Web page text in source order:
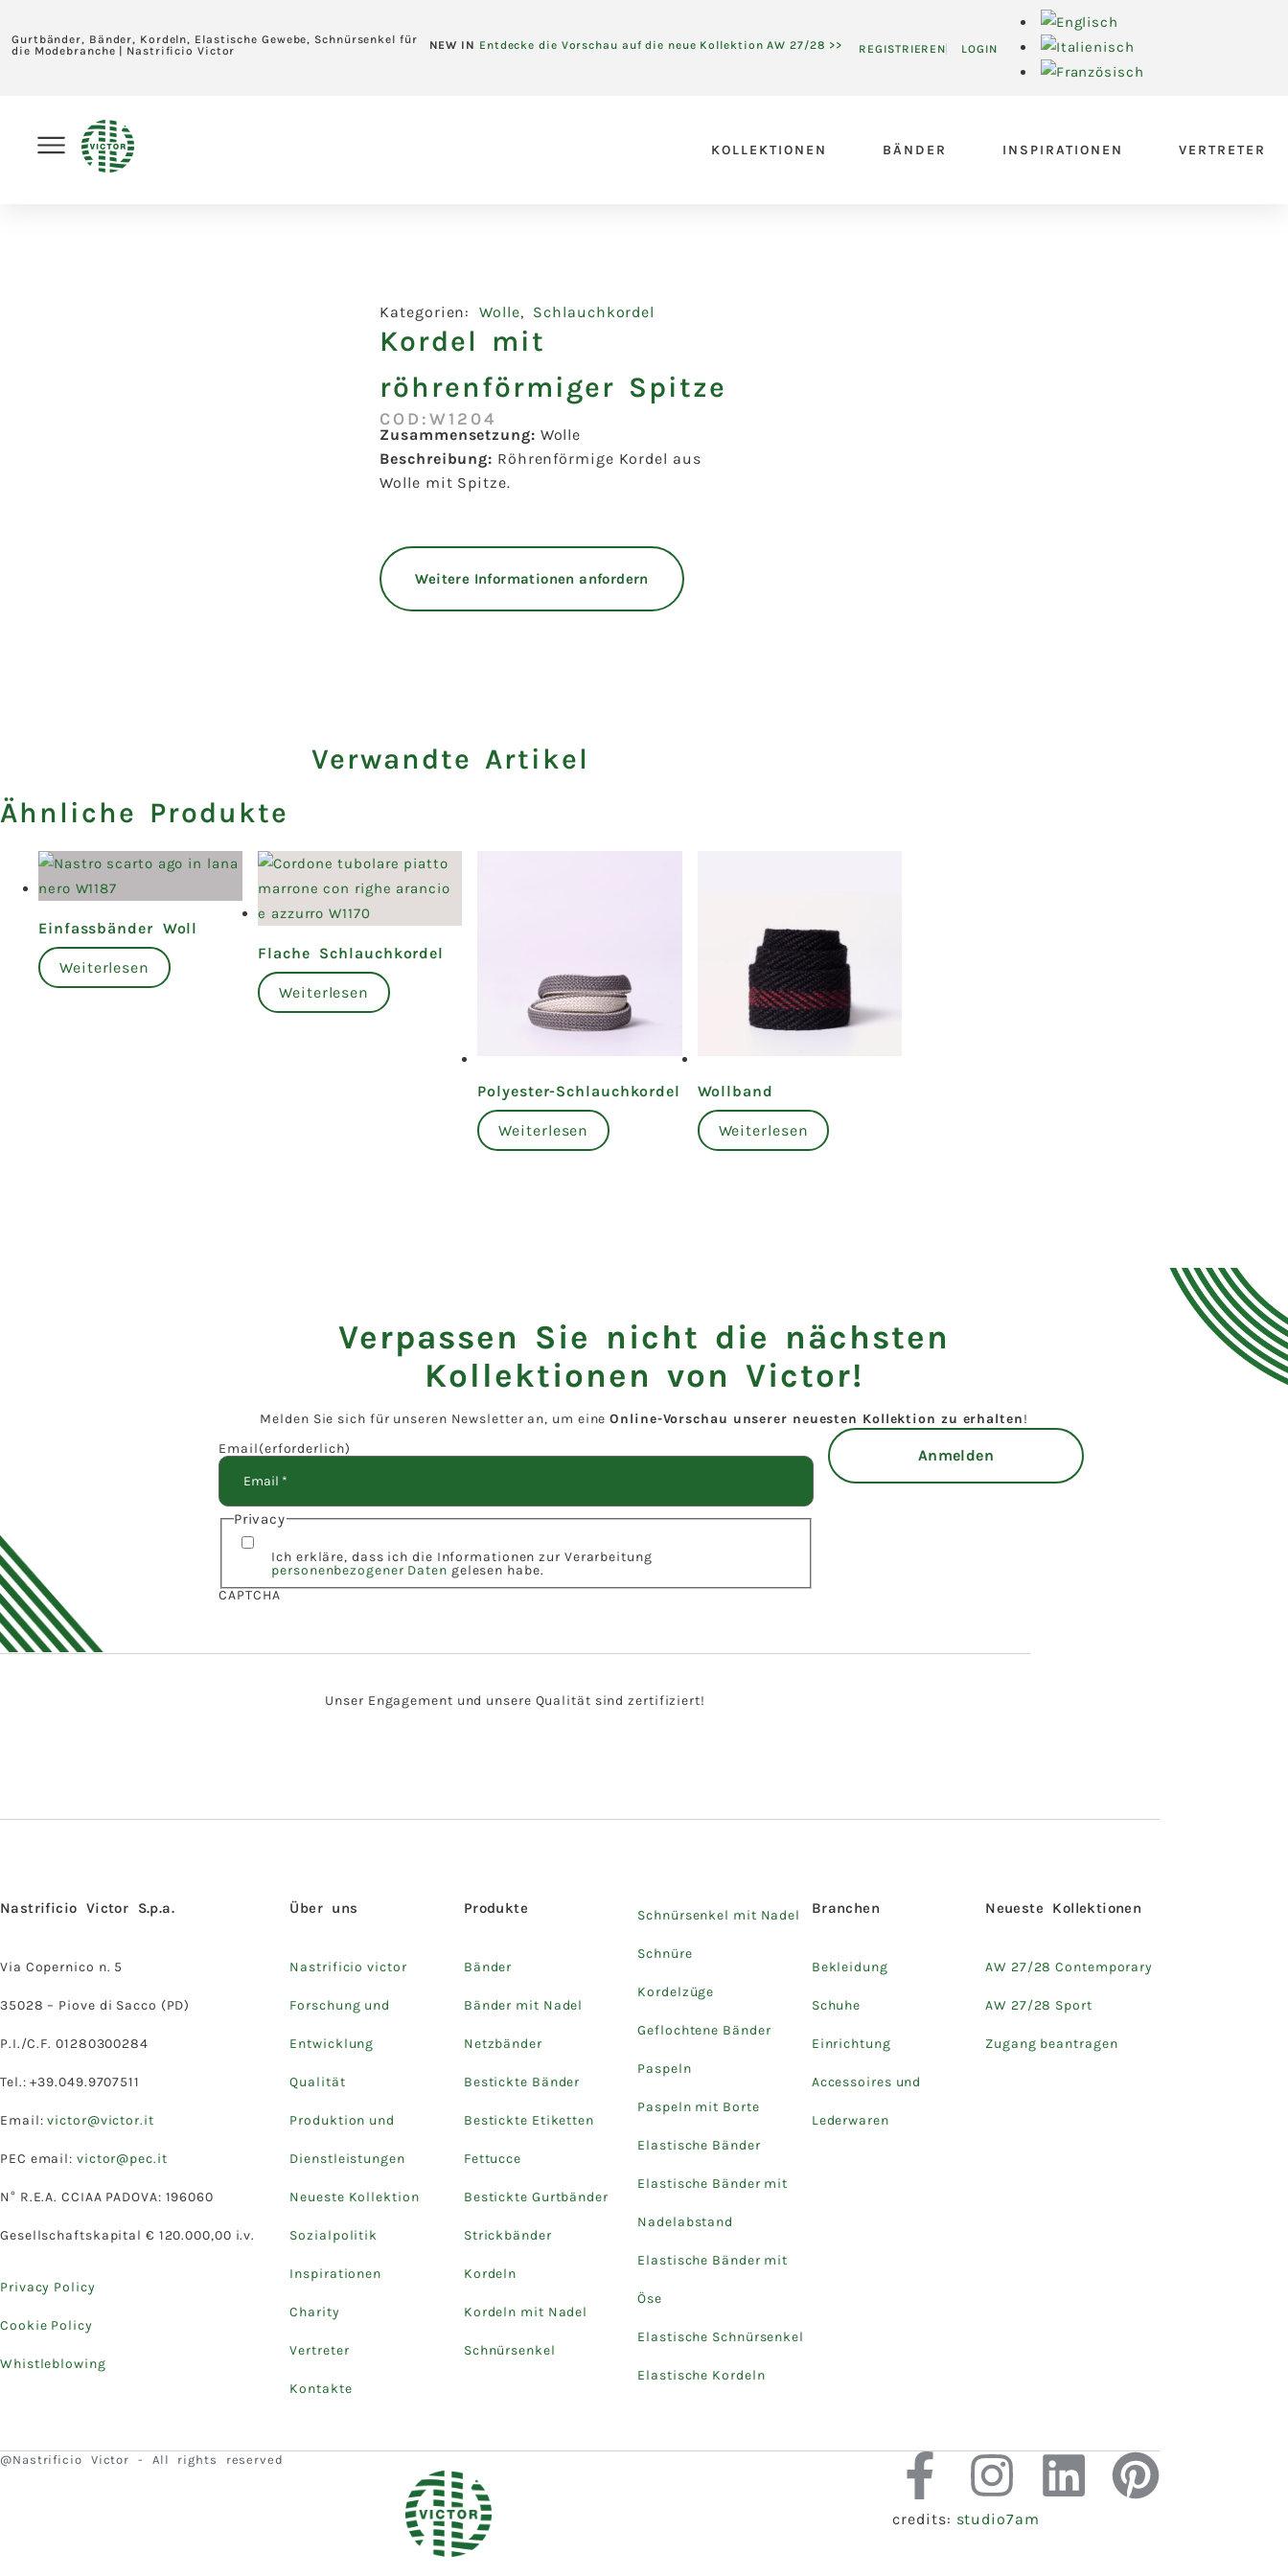
Gurtbänder, Bänder, Kordeln, Elastische Gewebe, Schnürsenkel für
die Modebranche | Nastrificio Victor
NEW IN Entdecke die Vorschau auf die neue Kollektion AW 27/28 >> REGISTRIEREN LOGIN
KOLLEKTIONEN BÄNDER INSPIRATIONEN VERTRETER
Kategorien:Wolle, Schlauchkordel
Kordel mit
röhrenförmiger Spitze
COD:W1204
Zusammensetzung: Wolle
Beschreibung: Röhrenförmige Kordel aus
Wolle mit Spitze.
Weitere Informationen anfordern
Verwandte Artikel
Ähnliche Produkte
Einfassbänder Woll
Weiterlesen
Flache Schlauchkordel
Weiterlesen
Polyester-Schlauchkordel
Weiterlesen
Wollband
Weiterlesen
Verpassen Sie nicht die nächsten
Kollektionen von Victor!
Melden Sie sich für unseren Newsletter an, um eineOnline-Vorschau unserer neuesten Kollektion zu erhalten!
Email(erforderlich)
Privacy
Ich erkläre, dass ich die Informationen zur Verarbeitung
personenbezogener Daten gelesen habe.
CAPTCHA
Unser Engagement und unsere Qualität sind zertifiziert!
Nastrificio Victor S.p.a.
Via Copernico n. 5
35028 – Piove di Sacco (PD)
P.I./C.F. 01280300284
Tel.: +39.049.9707511
Email:victor@victor.it
PEC email: victor@pec.it
N° R.E.A. CCIAA PADOVA: 196060
Gesellschaftskapital € 120.000,00 i.v.
Privacy Policy
Cookie Policy
Whistleblowing
Über uns
Nastrificio victor
Forschung und
Entwicklung
Qualität
Produktion und
Dienstleistungen
Neueste Kollektion
Sozialpolitik
Inspirationen
Charity
Vertreter
Kontakte
Produkte
Bänder
Bänder mit Nadel
Netzbänder
Bestickte Bänder
Bestickte Etiketten
Fettucce
Bestickte Gurtbänder
Strickbänder
Kordeln
Kordeln mit Nadel
Schnürsenkel
Schnürsenkel mit Nadel
Schnüre
Kordelzüge
Geflochtene Bänder
Paspeln
Paspeln mit Borte
Elastische Bänder
Elastische Bänder mit
Nadelabstand
Elastische Bänder mit
Öse
Elastische Schnürsenkel
Elastische Kordeln
Branchen
Bekleidung
Schuhe
Einrichtung
Accessoires und
Lederwaren
Neueste Kollektionen
AW 27/28 Contemporary
AW 27/28 Sport
Zugang beantragen
@Nastrificio Victor - All rights reserved
credits: studio7am